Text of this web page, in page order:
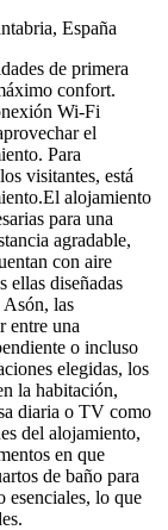
España
de primera
confort.
Wi-Fi
el
Para
visitantes, está
alojamiento
para una
agradable,
con aire
ellas diseñadas
Asón, las
entre una
o incluso
elegidas, los
la habitación,
diaria o TV como
del alojamiento,
en que
de baño para
esenciales, lo que